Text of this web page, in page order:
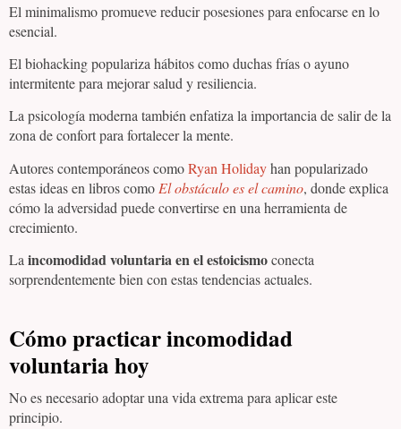
El minimalismo promueve reducir posesiones para enfocarse en lo
esencial.
El biohacking populariza hábitos como duchas frías o ayuno
intermitente para mejorar salud y resiliencia.
La psicología moderna también enfatiza la importancia de salir de la
zona de confort para fortalecer la mente.
Autores contemporáneos comoRyan Holidayhan popularizado
estas ideas en libros como El obstáculo es el camino, donde explica
cómo la adversidad puede convertirse en una herramienta de
crecimiento.
La incomodidad voluntaria en el estoicismoconecta
sorprendentemente bien con estas tendencias actuales.
Cómo practicar incomodidad
voluntaria hoy
No es necesario adoptar una vida extrema para aplicar este
principio.